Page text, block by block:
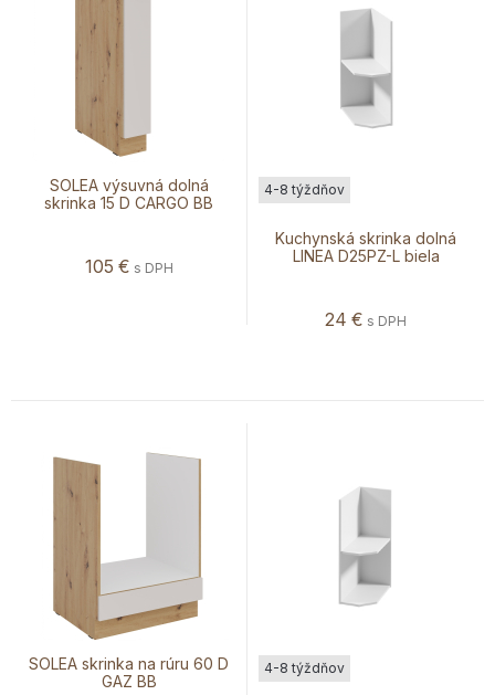
SOLEA výsuvná dolná
skrinka 15 D CARGO BB
105 € s DPH
Kuchynská skrinka dolná
LINEA D25PZ-L biela
4-8 týždňov
24 € s DPH
SOLEA skrinka na rúru 60 D
GAZ BB
4-8 týždňov